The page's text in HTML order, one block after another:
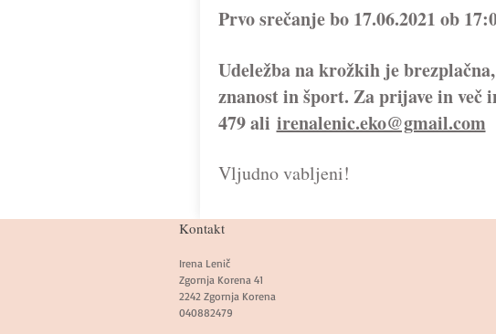
Prvo srečanje bo 17.06.2021 ob
Udeležba na krožkih je
znanost in šport. Za prijave in več
479 ali irenalenic.eko@gmail.com
Vljudno vabljeni!
Kontakt
Irena Lenič
Zgornja Korena 41
2242 Zgornja Korena
040882479